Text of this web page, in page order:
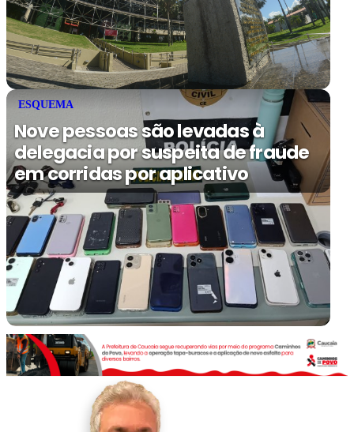
ESQUEMA
Nove pessoas são levadas à
delegacia por suspeita de fraude
em corridas por aplicativo